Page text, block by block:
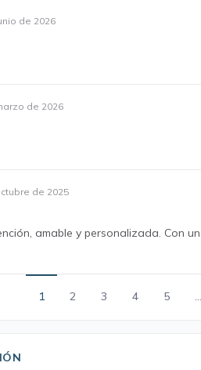
de 2026
de 2026
de 2025
amable y personalizada. Con
1 2 3 4 5 ...